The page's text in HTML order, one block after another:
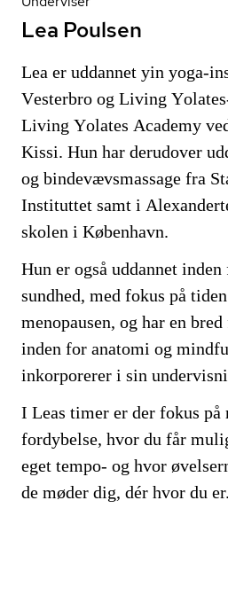
Lea Poulsen
Lea er uddannet yin yoga-
Vesterbro og Living
Living Yolates Academy
Kissi. Hun har derudover
og bin­de­vævs­mas­sa­ge fra
Instituttet samt i
sko­len i København.
Hun er også uddannet
sundhed, med fokus på
menopausen, og har en
inden for anatomi og
inkorporerer i sin
I Leas timer er der fokus
fordybelse, hvor du får
eget tempo- og hvor
de møder dig, dér hvor du er.